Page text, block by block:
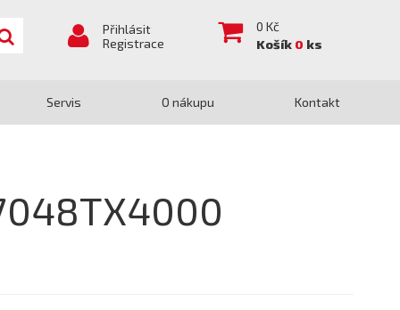
Přihlásit
Registrace
0 Kč
Košík 0 ks
Servis O nákupu Kontakt